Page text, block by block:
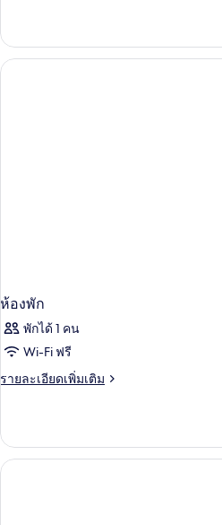
Suite)
(Ocean
Front
Prestige
ล
วิลล่า,
เกี่ยว
กับ
เพรส
ห้องพัก
พักได้ 1 คน
Wi-Fi ฟรี
รายละเอียดเพิ่มเติม
ราย
เกี่ยว
กับ
ห้อง